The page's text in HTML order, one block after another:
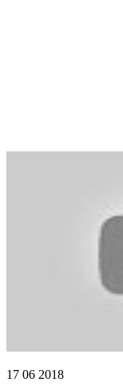
17 06 2018